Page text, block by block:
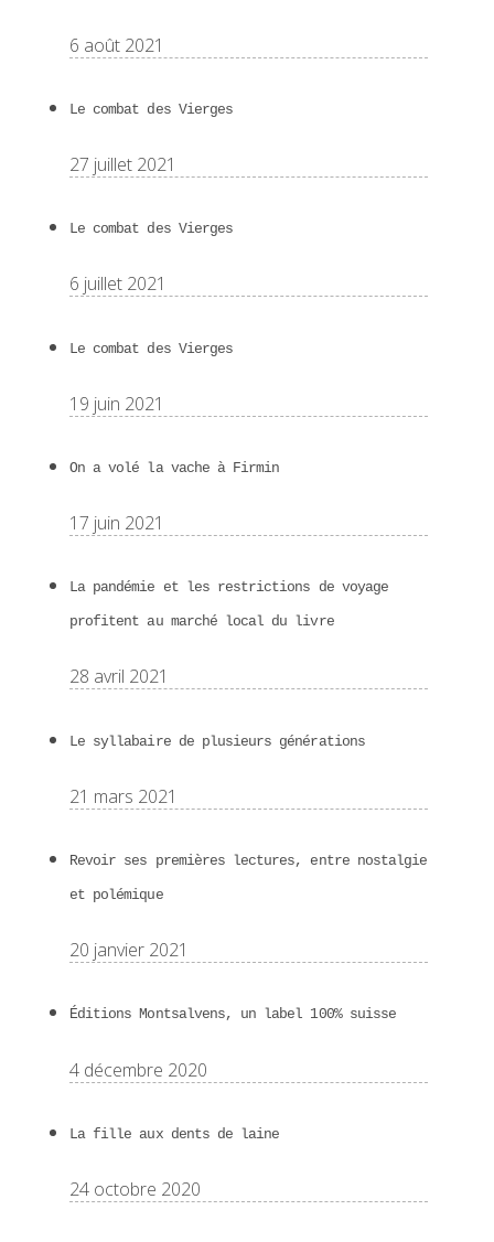
6 août 2021
Le combat des Vierges
27 juillet 2021
Le combat des Vierges
6 juillet 2021
Le combat des Vierges
19 juin 2021
On a volé la vache à Firmin
17 juin 2021
La pandémie et les restrictions de voyage
profitent au marché local du livre
28 avril 2021
Le syllabaire de plusieurs générations
21 mars 2021
Revoir ses premières lectures, entre nostalgie
et polémique
20 janvier 2021
Éditions Montsalvens, un label 100% suisse
4 décembre 2020
La fille aux dents de laine
24 octobre 2020